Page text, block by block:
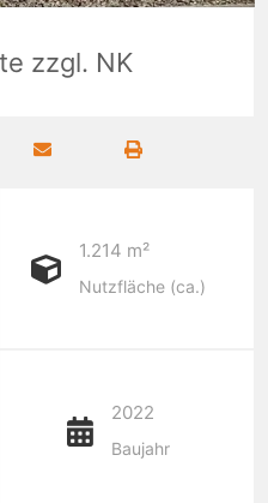
zzgl. NK
1.214 m²
Nutzfläche (ca.)
2022
Baujahr